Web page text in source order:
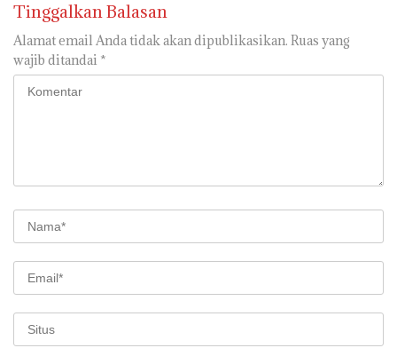
Tinggalkan Balasan
Alamat email Anda tidak akan dipublikasikan. Ruas yang
wajib ditandai *